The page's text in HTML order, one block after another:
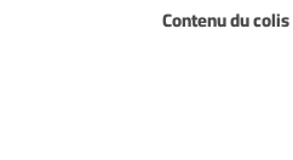
Contenu du colis